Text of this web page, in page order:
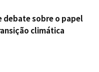
debate sobre o papel
climática